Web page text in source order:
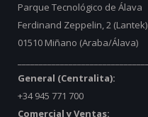
Parque Tecnológico de Álava
Ferdinand Zeppelin, 2 (Lantek)
01510 Miñano (Araba/Álava)
General (Centralita):
+34 945 771 700
Comercial y Ventas: